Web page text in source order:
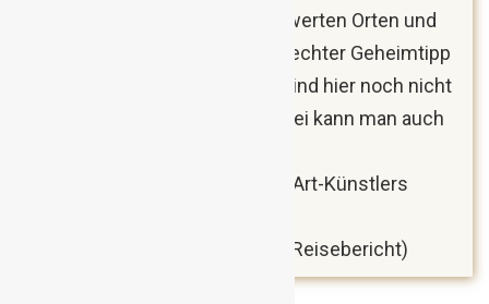
nämlich auch von den sehenswerten Orten und
Plätzen herausragend und ein echter Geheimtipp
– denn die Touristenmassen sind hier noch nicht
zu finden. Und so ganz nebenbei kann man auch
geheimnisumwobenen Street-Art-Künstlers
(Reisebericht)